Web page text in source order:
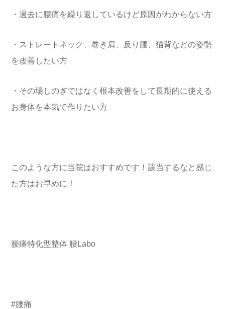
・過去に腰痛を繰り返しているけど原因がわからない方
・ストレートネック、巻き肩、反り腰、猫背などの姿勢
を改善したい方
・その場しのぎではなく根本改善をして長期的に使える
お身体を本気で作りたい方
このような方に当院はおすすめです！該当するなと感じ
た方はお早めに！
腰痛特化型整体 腰Labo
#腰痛